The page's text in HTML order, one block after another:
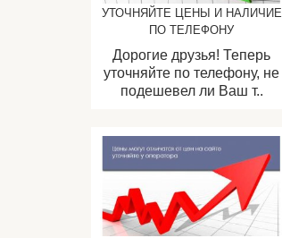
УТОЧНЯЙТЕ ЦЕНЫ И НАЛИЧИЕ
ПО ТЕЛЕФОНУ
Дорогие друзья! Теперь
уточняйте по телефону, не
подешевел ли Ваш т..